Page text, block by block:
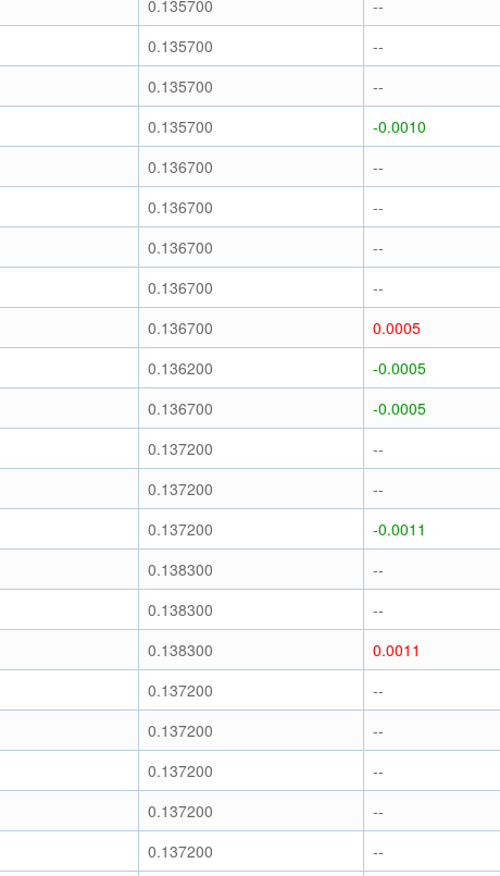
0.135700 --
0.135700 --
0.135700 --
0.135700 -0.0010
0.136700 --
0.136700 --
0.136700 --
0.136700 --
0.136700 0.0005
0.136200 -0.0005
0.136700 -0.0005
0.137200 --
0.137200 --
0.137200 -0.0011
0.138300 --
0.138300 --
0.138300 0.0011
0.137200 --
0.137200 --
0.137200 --
0.137200 --
0.137200 --